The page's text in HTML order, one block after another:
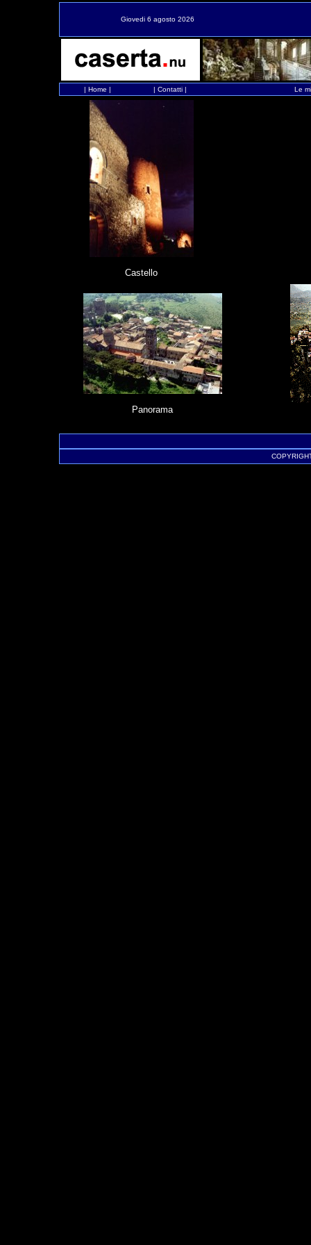
Giovedi 6 agosto 2026
| Home | | Contatti| Le
Castello
Panorama